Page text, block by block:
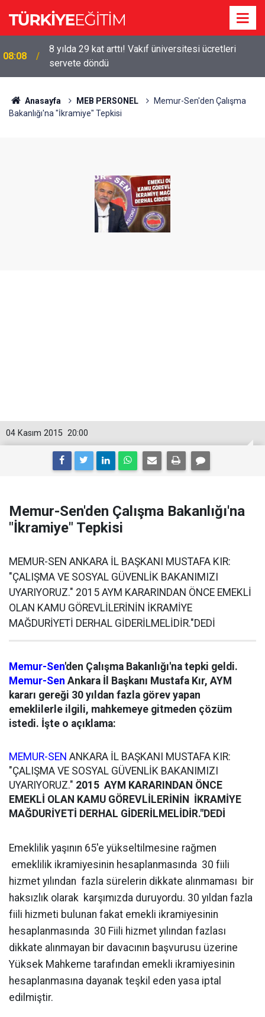
08:08
8 yılda 29 kat arttı! Vakıf üniversitesi ücretleri
servete döndü
Anasayfa MEB PERSONEL
Memur-Sen'den Çalışma
Bakanlığı'na "İkramiye" Tepkisi
20:00
04 Kasım 2015
Memur-Sen'den Çalışma Bakanlığı'na
"İkramiye" Tepkisi
MEMUR-SEN ANKARA İL BAŞKANI MUSTAFA KIR:
"ÇALIŞMA VE SOSYAL GÜVENLİK BAKANIMIZI
UYARIYORUZ." 2015 AYM KARARINDAN ÖNCE EMEKLİ
OLAN KAMU GÖREVLİLERİNİN İKRAMİYE
MAĞDURİYETİ DERHAL GİDERİLMELİDİR."DEDİ
Memur-Sen'den Çalışma Bakanlığı'na tepki geldi.
Memur-Sen Ankara İl Başkanı Mustafa Kır, AYM
kararı gereği 30 yıldan fazla görev yapan
emeklilerle ilgili, mahkemeye gitmeden çözüm
istedi. İşte o açıklama:
MEMUR-SEN ANKARA İL BAŞKANI MUSTAFA KIR:
"ÇALIŞMA VE SOSYAL GÜVENLİK BAKANIMIZI
UYARIYORUZ." 2015 AYM KARARINDAN ÖNCE
EMEKLİ OLAN KAMU GÖREVLİLERİNİN İKRAMİYE
MAĞDURİYETİ DERHAL GİDERİLMELİDİR."DEDİ
Emeklilik yaşının 65'e yükseltilmesine rağmen
emeklilik ikramiyesinin hesaplanmasında 30 fiili
hizmet yılından fazla sürelerin dikkate alınmaması bir
haksızlık olarak karşımızda duruyordu. 30 yıldan fazla
fiili hizmeti bulunan fakat emekli ikramiyesinin
hesaplanmasında 30 Fiili hizmet yılından fazlası
dikkate alınmayan bir davacının başvurusu üzerine
Yüksek Mahkeme tarafından emekli ikramiyesinin
hesaplanmasına dayanak teşkil eden yasa iptal
edilmiştir.